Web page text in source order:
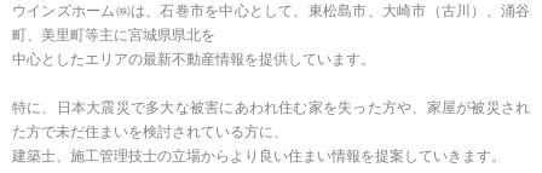
ウインズホーム㈱は、石巻市を中心として、東松島市、大崎市（古川）、涌谷
町、美里町等主に宮城県県北を
中心としたエリアの最新不動産情報を提供しています。
特に、日本大震災で多大な被害にあわれ住む家を失った方や、家屋が被災され
た方で未だ住まいを検討されている方に、
建築士、施工管理技士の立場からより良い住まい情報を提案していきます。